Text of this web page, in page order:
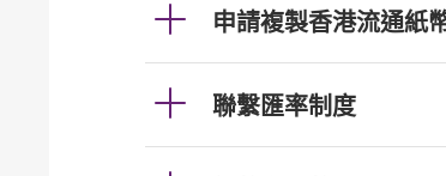
申請複製香港流通紙
聯繫匯率制度